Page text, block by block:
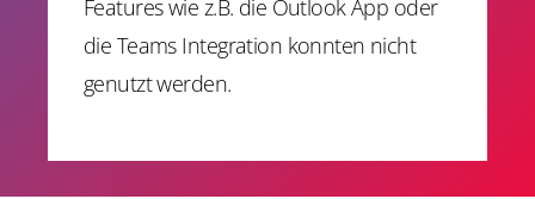
Features wie z.B. die Outlook App oder
die Teams Integration konnten nicht
genutzt werden.